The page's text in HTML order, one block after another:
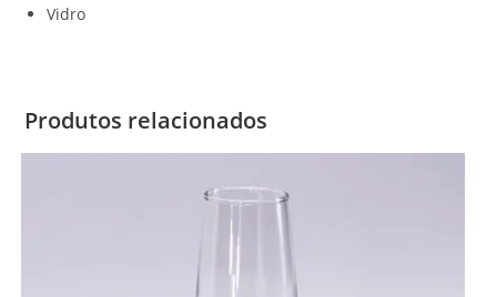
Vidro
Produtos relacionados